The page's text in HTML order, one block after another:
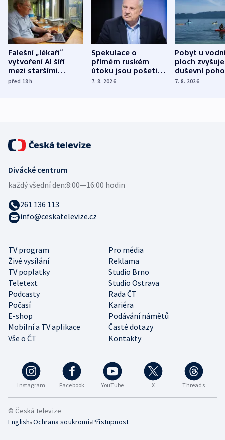
Falešní „lékaři“
vytvoření AI šíří
mezi staršími
Poláky nebezpečné
před 18h
Spekulace o
přímém ruském
útoku jsou pošetilé,
míní estonský
7. 8. 2026
Pobyt u
ploch zvyšuje
duševní
ukázala
7. 8. 2026
Instagram Facebook YouTube X Threads
TV program
Pro média
Živé vysílání
Reklama
TV poplatky
Studio Brno
Teletext
Studio Ostrava
Podcasty
Rada ČT
Počasí
Kariéra
E-shop
Podávání námětů
Mobilní a TV aplikace
Časté dotazy
Vše o ČT
Kontakty
Divácké centrum
každý všední den:8:00—16:00 hodin
261 136 113
info@ceskatelevize.cz
© Česká televize
English•Ochrana soukromí•Přístupnost